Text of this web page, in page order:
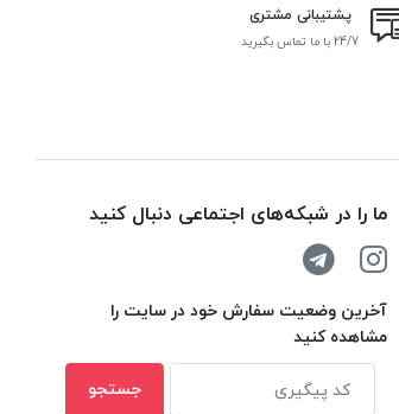
پشتیبانی مشتری
24/7 با ما تماس بگیرید
ما را در شبکه‌های اجتماعی دنبال کنید
آخرین وضعیت سفارش خود در سایت را
مشاهده کنید